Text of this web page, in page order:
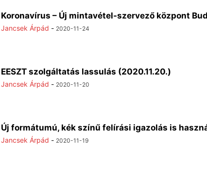
Koronavírus – Új mintavétel-szervező központ
Jancsek Árpád - 2020-11-24
EESZT szolgáltatás lassulás (2020.11.20.)
Jancsek Árpád - 2020-11-20
Új formátumú, kék színű felírási igazolás is
Jancsek Árpád - 2020-11-19